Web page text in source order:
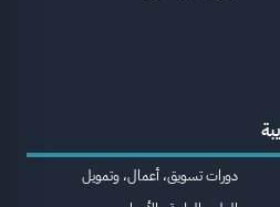
دورات تسويق، أعمال، وتمويل